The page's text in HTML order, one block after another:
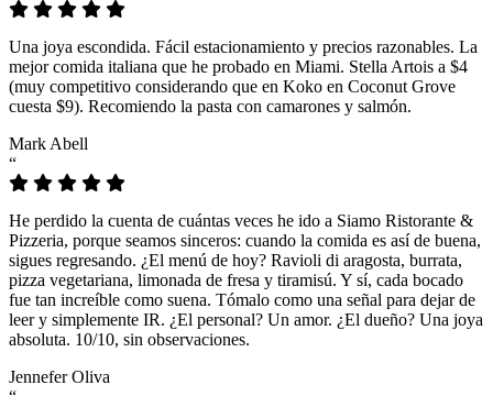
Una joya escondida. Fácil estacionamiento y precios razonables. La
mejor comida italiana que he probado en Miami. Stella Artois a $4
(muy competitivo considerando que en Koko en Coconut Grove
cuesta $9). Recomiendo la pasta con camarones y salmón.
Mark Abell
“
He perdido la cuenta de cuántas veces he ido a Siamo Ristorante &
Pizzeria, porque seamos sinceros: cuando la comida es así de buena,
sigues regresando. ¿El menú de hoy? Ravioli di aragosta, burrata,
pizza vegetariana, limonada de fresa y tiramisú. Y sí, cada bocado
fue tan increíble como suena. Tómalo como una señal para dejar de
leer y simplemente IR. ¿El personal? Un amor. ¿El dueño? Una joya
absoluta. 10/10, sin observaciones.
Jennefer Oliva
“